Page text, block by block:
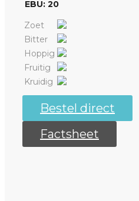
EBU: 20
Zoet
Bitter
Hoppig
Fruitig
Kruidig
Bestel direct
Factsheet